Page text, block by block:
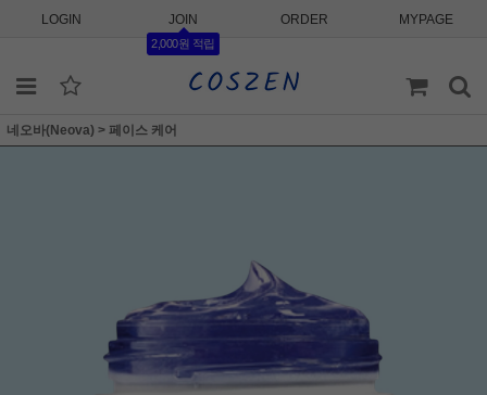
LOGIN JOIN
2,000원 적립
ORDER MYPAGE
네오바(Neova) > 페이스 케어